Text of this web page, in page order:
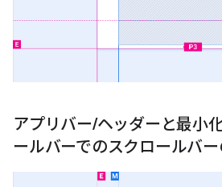
アプリバー/ヘッダーと最小
ールバーでのスクロールバ